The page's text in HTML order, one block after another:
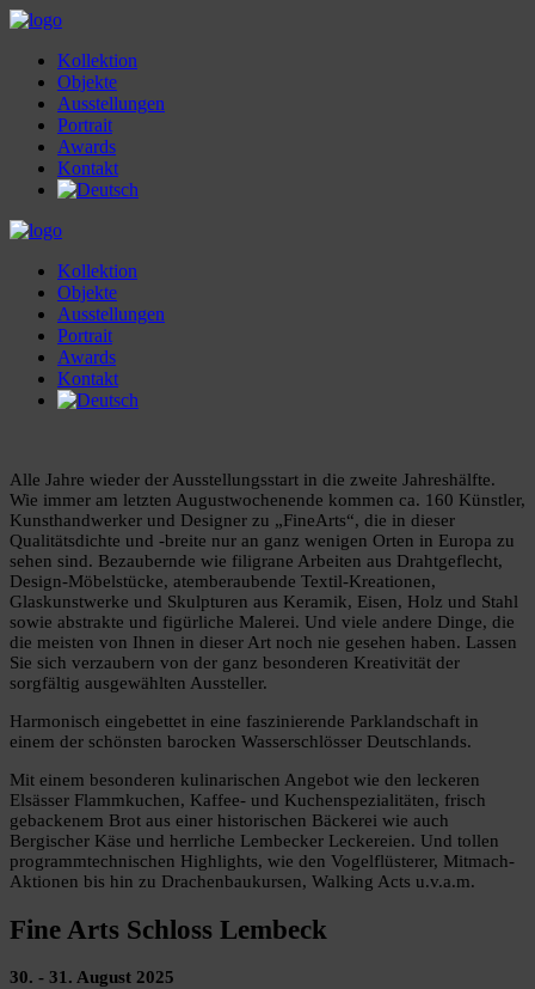
Kollektion
Objekte
Ausstellungen
Portrait
Awards
Kontakt
Kollektion
Objekte
Ausstellungen
Portrait
Awards
Kontakt
Alle Jahre wieder der Ausstellungsstart in die zweite Jahreshälfte.
Wie immer am letzten Augustwochenende kommen ca. 160 Künstler,
Kunsthandwerker und Designer zu „FineArts“, die in dieser
Qualitätsdichte und -breite nur an ganz wenigen Orten in Europa zu
sehen sind. Bezaubernde wie filigrane Arbeiten aus Drahtgeflecht,
Design-Möbelstücke, atemberaubende Textil-Kreationen,
Glaskunstwerke und Skulpturen aus Keramik, Eisen, Holz und Stahl
sowie abstrakte und figürliche Malerei. Und viele andere Dinge, die
die meisten von Ihnen in dieser Art noch nie gesehen haben. Lassen
Sie sich verzaubern von der ganz besonderen Kreativität der
sorgfältig ausgewählten Aussteller.
Harmonisch eingebettet in eine faszinierende Parklandschaft in
einem der schönsten barocken Wasserschlösser Deutschlands.
Mit einem besonderen kulinarischen Angebot wie den leckeren
Elsässer Flammkuchen, Kaffee- und Kuchenspezialitäten, frisch
gebackenem Brot aus einer historischen Bäckerei wie auch
Bergischer Käse und herrliche Lembecker Leckereien. Und tollen
programmtechnischen Highlights, wie den Vogelflüsterer, Mitmach-
Aktionen bis hin zu Drachenbaukursen, Walking Acts u.v.a.m.
Fine Arts Schloss Lembeck
30. - 31. August 2025